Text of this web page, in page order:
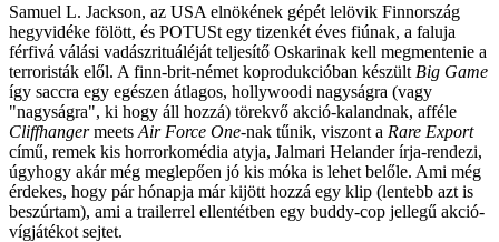
Samuel L. Jackson, az USA elnökének gépét lelövik Finnország
hegyvidéke fölött, és POTUSt egy tizenkét éves fiúnak, a faluja
férfivá válási vadászrituáléját teljesítő Oskarinak kell megmentenie a
terroristák elől. A finn-brit-német koprodukcióban készült Big Game
így saccra egy egészen átlagos, hollywoodi nagyságra (vagy
"nagyságra", ki hogy áll hozzá) törekvő akció-kalandnak, afféle
Cliffhangermeets Air Force One-nak tűnik, viszont a Rare Export
című, remek kis horrorkomédia atyja, Jalmari Helander írja-rendezi,
úgyhogy akár még meglepően jó kis móka is lehet belőle. Ami még
érdekes, hogy pár hónapja már kijött hozzá egy klip (lentebb azt is
beszúrtam), ami a trailerrel ellentétben egy buddy-cop jellegű akció-
vígjátékot sejtet.